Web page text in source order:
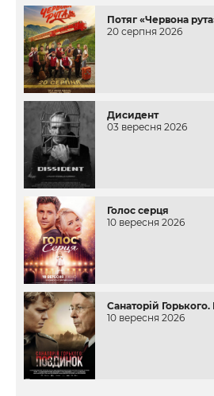
Потяг «Червона
20 серпня 2026
Дисидент
03 вересня 2026
Голос серця
10 вересня 2026
Санаторій
10 вересня 2026